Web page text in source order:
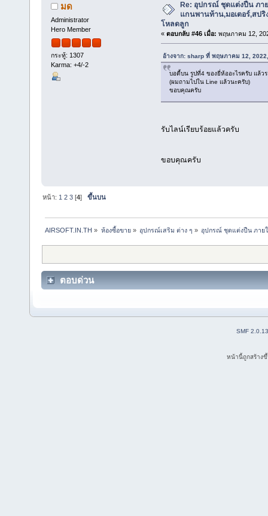
มด
Administrator
Hero Member
กระทู้: 1307
Karma: +4/-2
Re: อุปกรณ์ ชุดแต่งปืน ภา
แกนพานท้าน,มอเตอร์,สปริ
โหลดลูก
« ตอบกลับ #46 เมื่อ: พฤษภาคม 12,
อ้างจาก: sharp ที่ พฤษภาคม 12,
บอดี้บน รูปที่4 ของยี่ห้ออะไรครับ แล้ว
(ผมถามไปใน Line แล้วนะครับ)
ขอบคุณครับ
รับไลน์เรียบร้อยแล้วครับ
ขอบคุณครับ
หน้า: 1 2 3 [4]ขึ้นบน
AIRSOFT.IN.TH » ห้องซื้อขาย» อุปกรณ์เสริม ต่าง ๆ » อุปกรณ์ ชุดแต่งปืน ภาย
ตอบด่วน
SMF 2.0.13
หน้านี้ถูกสร้าง